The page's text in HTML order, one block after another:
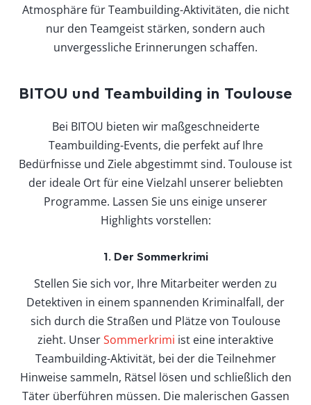
Atmosphäre für Teambuilding-Aktivitäten, die nicht
nur den Teamgeist stärken, sondern auch
unvergessliche Erinnerungen schaffen.
BITOU und Teambuilding in Toulouse
Bei BITOU bieten wir maßgeschneiderte
Teambuilding-Events, die perfekt auf Ihre
Bedürfnisse und Ziele abgestimmt sind. Toulouse ist
der ideale Ort für eine Vielzahl unserer beliebten
Programme. Lassen Sie uns einige unserer
Highlights vorstellen:
1. Der Sommerkrimi
Stellen Sie sich vor, Ihre Mitarbeiter werden zu
Detektiven in einem spannenden Kriminalfall, der
sich durch die Straßen und Plätze von Toulouse
zieht. UnserSommerkrimi ist eine interaktive
Teambuilding-Aktivität, bei der die Teilnehmer
Hinweise sammeln, Rätsel lösen und schließlich den
Täter überführen müssen. Die malerischen Gassen